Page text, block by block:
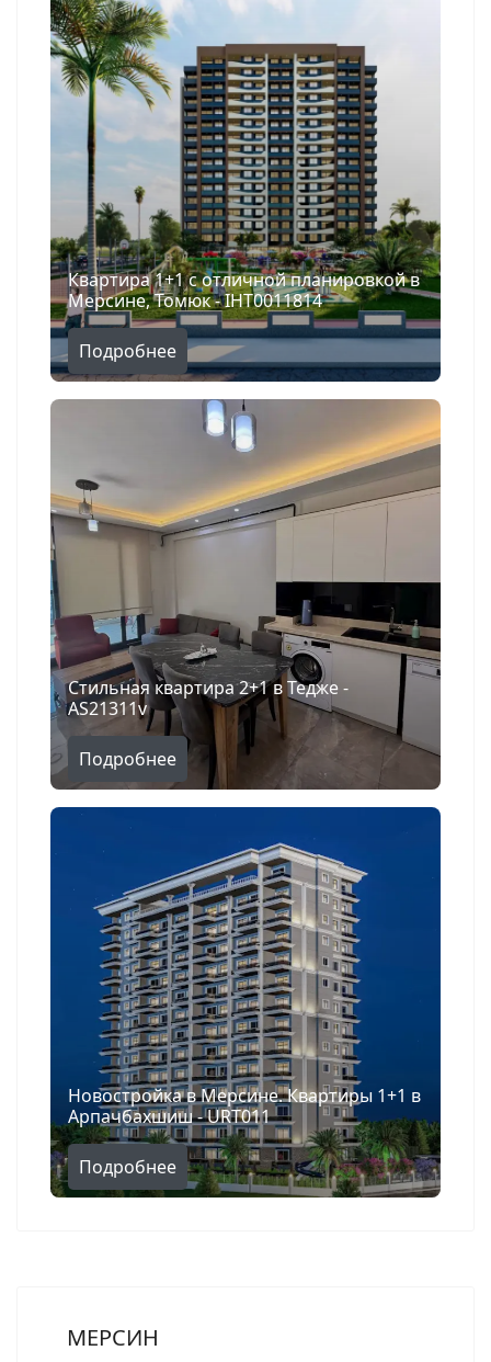
Поиск
Квартира 1+1 с отличной планировкой в
Мерсине, Томюк - IHT0011814
Подробнее
Стильная квартира 2+1 в Тедже -
AS21311v
Подробнее
Новостройка в Мерсине. Квартиры 1+1 в
Арпачбахшиш - URT011
Подробнее
МЕРСИН